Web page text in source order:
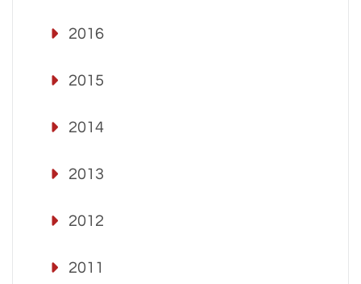
2016
2015
2014
2013
2012
2011